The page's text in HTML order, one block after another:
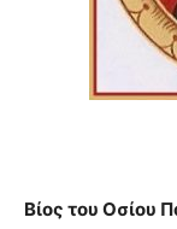
Βίος του Οσίου